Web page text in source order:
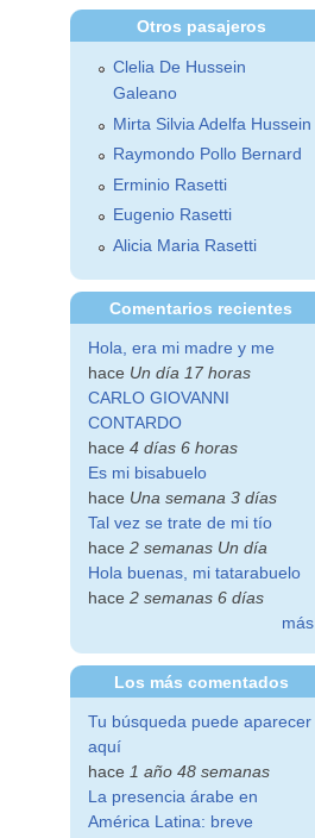
Otros pasajeros
Clelia De Hussein
Galeano
Mirta Silvia Adelfa Hussein
Raymondo Pollo Bernard
Erminio Rasetti
Eugenio Rasetti
Alicia Maria Rasetti
Comentarios recientes
Hola, era mi madre y me
hace Un día 17 horas
CARLO GIOVANNI
CONTARDO
hace4 días 6 horas
Es mi bisabuelo
hace Una semana 3 días
Tal vez se trate de mi tío
hace2 semanas Un día
Hola buenas, mi tatarabuelo
hace2 semanas 6 días
más
Los más comentados
Tu búsqueda puede aparecer
aquí
hace 1 año 48 semanas
La presencia árabe en
América Latina: breve